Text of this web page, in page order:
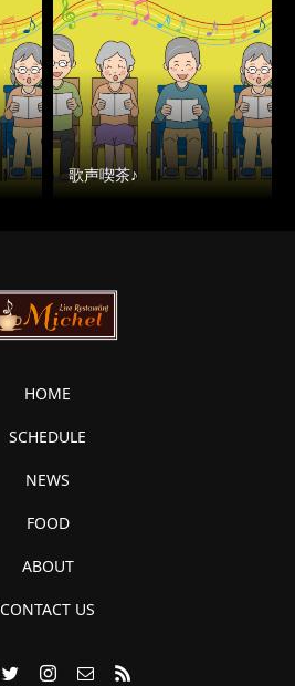
歌声喫茶♪
HOME
SCHEDULE
NEWS
FOOD
ABOUT
CONTACT US